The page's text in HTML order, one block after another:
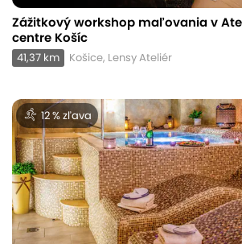
Zážitkový workshop maľovania v
centre Košíc
41,37 km Košice, Lensy Ateliér
12 % zľava